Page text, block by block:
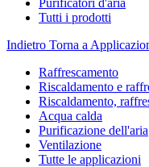
Purificatori d'aria
Tutti i prodotti
Indietro Torna a
Raffrescamento
Riscaldamento e
Riscaldamento,
Acqua calda
Purificazione dell'aria
Ventilazione
Tutte le applicazioni